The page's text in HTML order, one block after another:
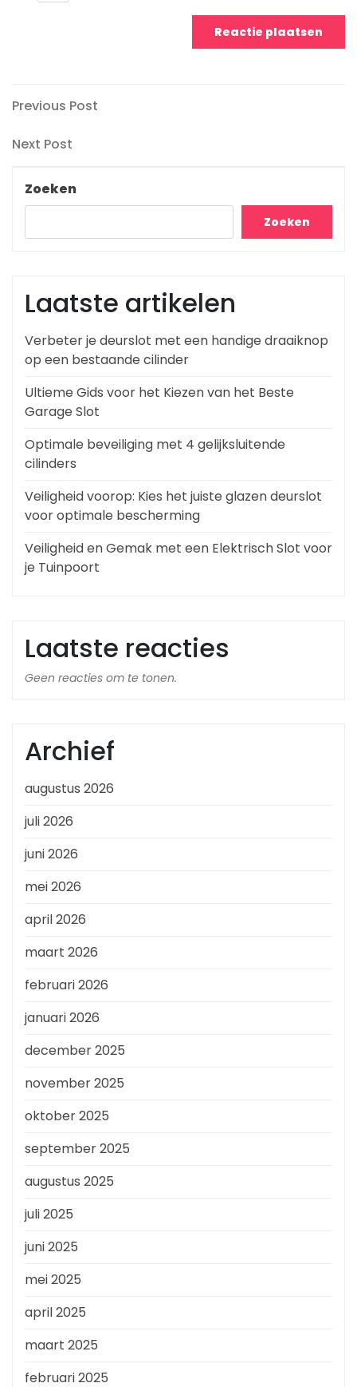
Berichtnavigatie
Previous
Previous Post
Next
Next Post
Zoeken
Zoeken
Laatste artikelen
Verbeter je deurslot met een handige draaiknop
op een bestaande cilinder
Ultieme Gids voor het Kiezen van het Beste
Garage Slot
Optimale beveiliging met 4 gelijksluitende
cilinders
Veiligheid voorop: Kies het juiste glazen deurslot
voor optimale bescherming
Veiligheid en Gemak met een Elektrisch Slot voor
je Tuinpoort
Laatste reacties
Geen reacties om te tonen.
Archief
augustus 2026
juli 2026
juni 2026
mei 2026
april 2026
maart 2026
februari 2026
januari 2026
december 2025
november 2025
oktober 2025
september 2025
augustus 2025
juli 2025
juni 2025
mei 2025
april 2025
maart 2025
februari 2025